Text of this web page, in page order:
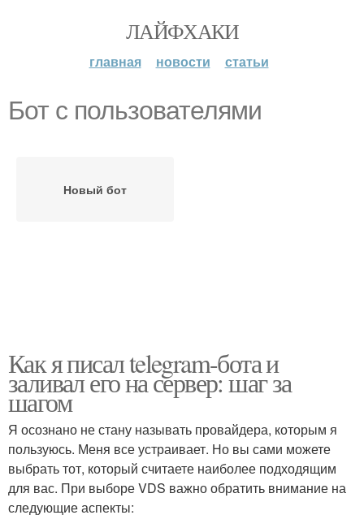
ЛАЙФХАКИ
главная новости статьи
Бот с пользователями
Новый бот
Как я писал telegram-бота и
заливал его на сервер: шаг за
шагом
Я осознано не стану называть провайдера, которым я
пользуюсь. Меня все устраивает. Но вы сами можете
выбрать тот, который считаете наиболее подходящим
для вас. При выборе VDS важно обратить внимание на
следующие аспекты: